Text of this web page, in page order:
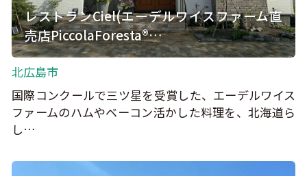
レストランCiel(エーデルワイスファーム直
売店PiccolaForesta®…
北広島市
国際コンクールで三ツ星を受賞した、エーデルワイス
ファームのハムやベーコン活かした料理を、北海道ら
し…